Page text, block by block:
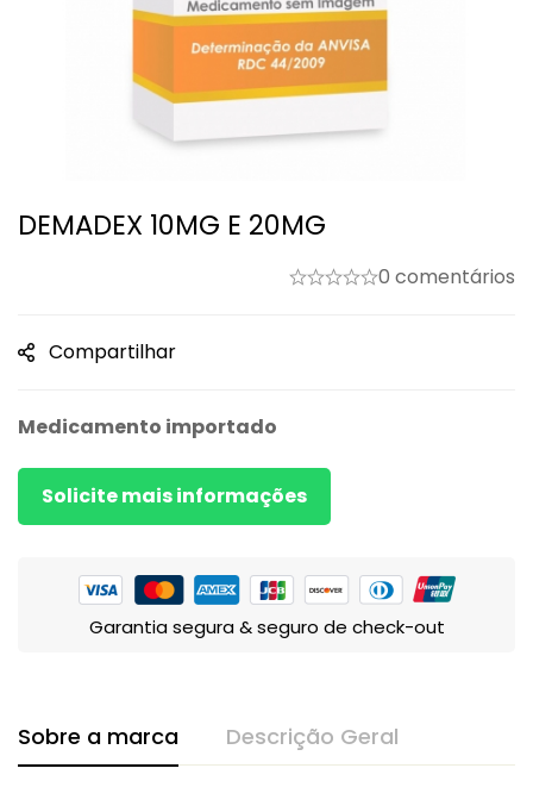
DEMADEX 10MG E 20MG
0 comentários
Compartilhar
Medicamento importado
Solicite mais informações
Garantia segura & seguro de check-out
Sobre a marca Descrição Geral